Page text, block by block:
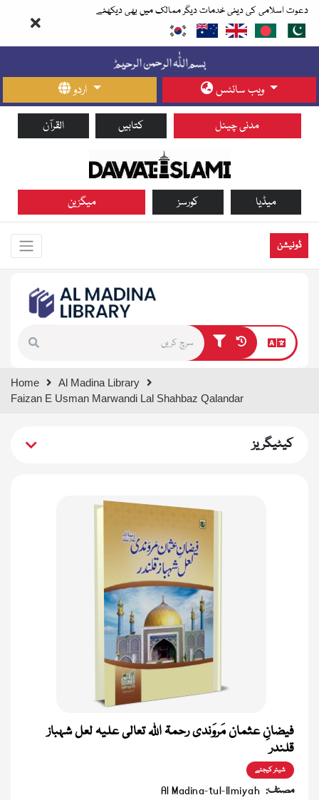
دعوت اسلامی کی دینی خدمات دیگر ممالک میں بھی دیکھئے
اردو ویب سائٹس
القرآن کتابیں مدنی چینل
میگزین کورسز میڈیا
ڈونیشن
results.
Home
Al Madina Library
Faizan E Usman Marwandi Lal Shahbaz Qalandar
کیٹیگریز
فیضانِ عثمان مَروَندی رحمۃ اللہ تعالی علیہ لعل شہباز
قلندر
شیئر کیجئے
مصنف: Al Madina-tul-Ilmiyah